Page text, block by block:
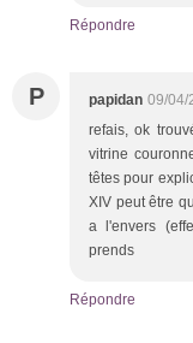
Répondre
P papidan 09/04/
refais, ok
vitrine
têtes pour
XIV peut être
a l'envers
prends
Répondre